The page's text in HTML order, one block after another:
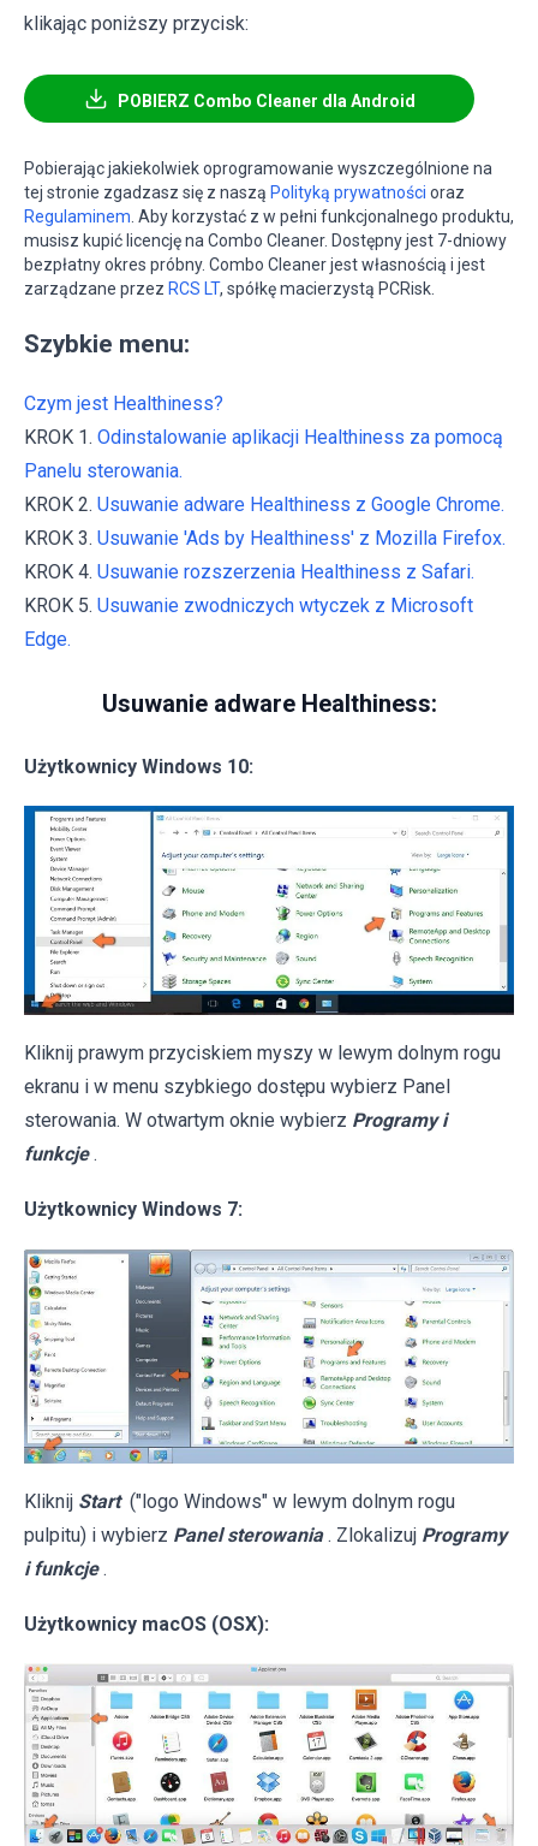
klikając poniższy przycisk:
POBIERZ Combo Cleaner dla Android
Pobierając jakiekolwiek oprogramowanie wyszczególnione na
tej stronie zgadzasz się z naszą Polityką prywatności oraz
Regulaminem . Aby korzystać z w pełni funkcjonalnego produktu,
musisz kupić licencję na Combo Cleaner. Dostępny jest 7-dniowy
bezpłatny okres próbny. Combo Cleaner jest własnością i jest
zarządzane przez RCS LT, spółkę macierzystą PCRisk.
Szybkie menu:
Czym jest Healthiness?
KROK 1. Odinstalowanie aplikacji Healthiness za pomocą
Panelu sterowania.
KROK 2. Usuwanie adware Healthiness z Google Chrome.
KROK 3. Usuwanie 'Ads by Healthiness' z Mozilla Firefox.
KROK 4. Usuwanie rozszerzenia Healthiness z Safari.
KROK 5. Usuwanie zwodniczych wtyczek z Microsoft
Edge.
Usuwanie adware Healthiness:
Użytkownicy Windows 10:
Kliknij prawym przyciskiem myszy w lewym dolnym rogu
ekranu i w menu szybkiego dostępu wybierz Panel
sterowania. W otwartym oknie wybierz Programy i
funkcje .
Użytkownicy Windows 7:
Kliknij Start ("logo Windows" w lewym dolnym rogu
pulpitu) i wybierz Panel sterowania . Zlokalizuj Programy
i funkcje .
Użytkownicy macOS (OSX):